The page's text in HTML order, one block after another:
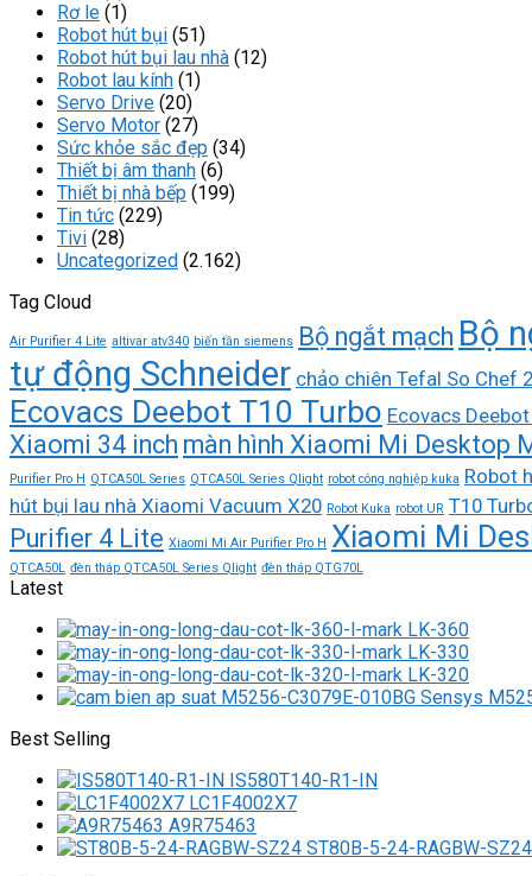
Rơ le (1)
Robot hút bụi (51)
Robot hút bụi lau nhà (12)
Robot lau kính (1)
Servo Drive (20)
Servo Motor (27)
Sức khỏe sắc đẹp (34)
Thiết bị âm thanh (6)
Thiết bị nhà bếp (199)
Tin tức (229)
Tivi (28)
Uncategorized (2.162)
Tag Cloud
Air Purifier 4 Lite altivar atv340 biến tần siemens Bộ ngắt mạch Bộ
tự động Schneider chảo chiên Tefal So Chef
Ecovacs Deebot T10 Turbo Ecovacs
Xiaomi 34 inch màn hình Xiaomi Mi Desktop
Purifier Pro H QTCA50L Series QTCA50L Series Qlight robot công nghiệp kuka Robot
hút bụi lau nhà Xiaomi Vacuum X20 Robot Kuka robot UR T10
Purifier 4 Lite Xiaomi Mi Air Purifier Pro H Xiaomi Mi
QTCA50L đèn tháp QTCA50L Series Qlight đèn tháp QTG70L
Latest
LK-360
LK-330
LK-320
Best Selling
IS580T140-R1-IN
LC1F4002X7
A9R75463
ST80B-5-24-RAGBW-SZ24